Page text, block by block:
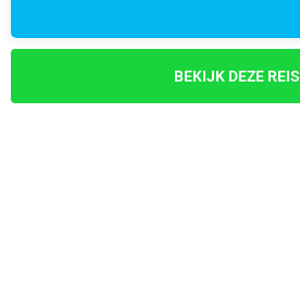
BEKIJK DEZE REIS